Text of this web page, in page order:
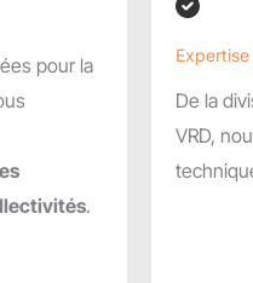
pour la
.
De la
VRD,